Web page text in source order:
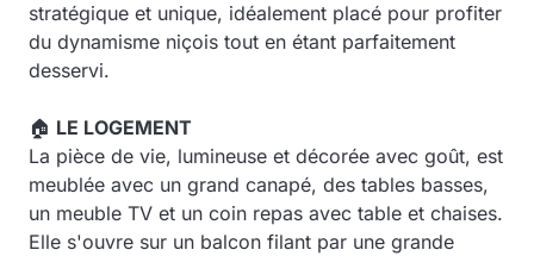
stratégique et unique, idéalement placé pour profiter
du dynamisme niçois tout en étant parfaitement
desservi.
🏠 LE LOGEMENT
La pièce de vie, lumineuse et décorée avec goût, est
meublée avec un grand canapé, des tables basses,
un meuble TV et un coin repas avec table et chaises.
Elle s'ouvre sur un balcon filant par une grande